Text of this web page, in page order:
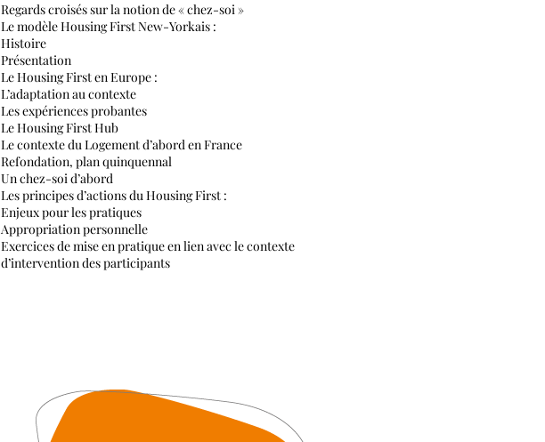
Regards croisés sur la notion de « chez-soi »
Le modèle Housing First New-Yorkais :
Histoire
Présentation
Le Housing First en Europe :
L’adaptation au contexte
Les expériences probantes
Le Housing First Hub
Le contexte du Logement d’abord en France
Refondation, plan quinquennal
Un chez-soi d’abord
Les principes d’actions du Housing First :
Enjeux pour les pratiques
Appropriation personnelle
Exercices de mise en pratique en lien avec le contexte
d’intervention des participants